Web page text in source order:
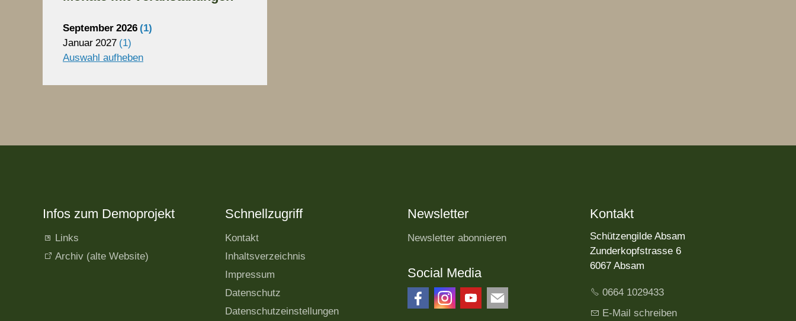
September 2026 1
Januar 2027 1
Auswahl aufheben
Infos zum Demoprojekt
Links
Archiv (alte Website)
Schnellzugriff
Kontakt
Inhaltsverzeichnis
Impressum
Datenschutz
Datenschutzeinstellungen
Newsletter
Newsletter abonnieren
Social Media
Kontakt
Schützengilde Absam
Zunderkopfstrasse 6
6067 Absam
0664 1029433
E-Mail schreiben